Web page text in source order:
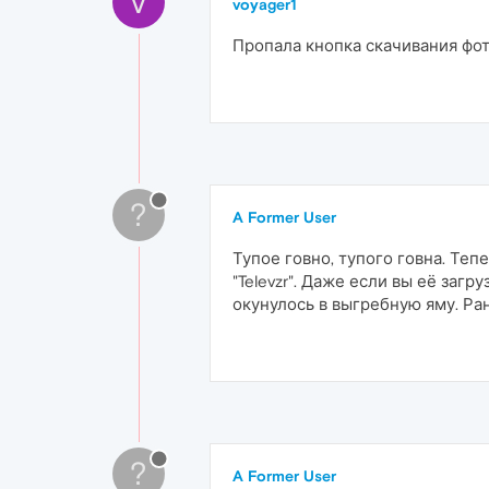
voyager1
Пропала кнопка скачивания
? A Former User
Тупое говно, тупого говна.
"Televzr". Даже если вы её
окунулось в выгребную яму.
? A Former User